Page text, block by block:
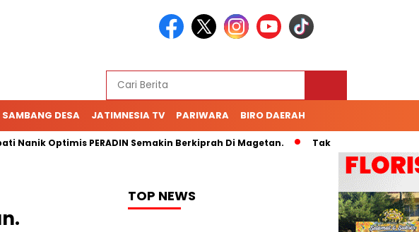
SAMBANG DESA JATIMNESIA TV PARIWARA BIRO DAERAH
Optimis PERADIN Semakin Berkiprah Di Magetan. Tak Kunjung Bayar
TOP NEWS